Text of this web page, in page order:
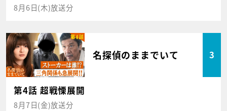
8月6日(木)放送分
名探偵のままでいて 3
第4話 超戦慄展開
8月7日(金)放送分